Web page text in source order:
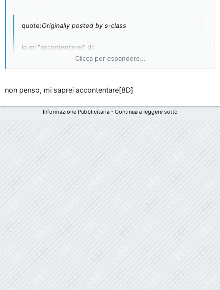
quote:Originally posted by s-class
io mi "accontenterei" di:
Ferrari 599 GTB Fiorano
Lexus IS 220d
Mercedes C 63 AMG
Subaru Impreza WRX STI
Clicca per espandere...
Spero che la E 420 CDI la rimappi,non ha abbstanza coppia
originale da riuscire a muoversi
...920\nm e 347 cv potrebbe
bastare però
...
Clicca per espandere...
non penso, mi saprei accontentare[8D]
Informazione Pubblicitaria - Continua a leggere sotto